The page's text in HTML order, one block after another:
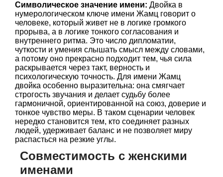
Символическое значение имени: Двойка в
нумерологическом ключе имени Жамц говорит о
человеке, который живет не в логике громкого
прорыва, а в логике тонкого согласования и
внутреннего ритма. Это число дипломатии,
чуткости и умения слышать смысл между словами,
а потому оно прекрасно подходит тем, чья сила
раскрывается через такт, верность и
психологическую точность. Для имени Жамц
двойка особенно выразительна: она смягчает
строгость звучания и делает судьбу более
гармоничной, ориентированной на союз, доверие и
тонкое чувство меры. В таком сценарии человек
нередко становится тем, кто соединяет разных
людей, удерживает баланс и не позволяет миру
распасться на резкие углы.
Совместимость с женскими
именами